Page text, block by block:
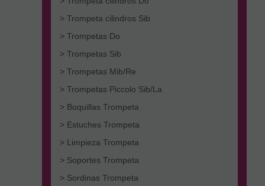
> Trompeta cilindros Sib
> Trompetas Do
> Trompetas Sib
> Trompetas Mib/Re
> Trompetas Piccolo Sib/La
> Boquillas Trompeta
> Estuches Trompeta
> Limpieza Trompeta
> Soportes Trompeta
> Sordinas Trompeta